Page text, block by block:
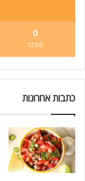
0
1256
כתבות אחרונות